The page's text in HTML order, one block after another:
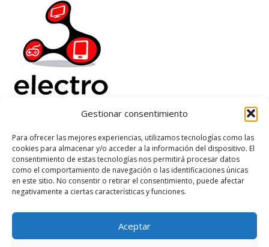
Gestionar consentimiento
Para ofrecer las mejores experiencias, utilizamos tecnologías como las
cookies para almacenar y/o acceder a la información del dispositivo. El
consentimiento de estas tecnologías nos permitirá procesar datos
como el comportamiento de navegación o las identificaciones únicas
en este sitio. No consentir o retirar el consentimiento, puede afectar
negativamente a ciertas características y funciones.
Aceptar
Electrorenover
Ayuda
Legal
Suscribete